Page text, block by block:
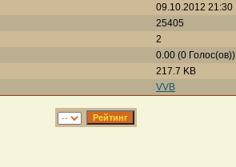
09.10.2012 21:30
25405
2
0.00 (0 Голос(ов))
217.7 KB
VVB